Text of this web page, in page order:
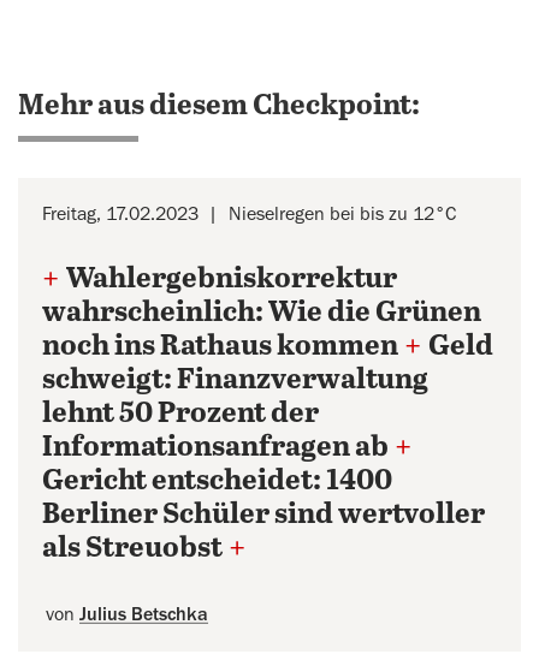
Mehr aus diesem Checkpoint:
Freitag, 17.02.2023 Nieselregen bei bis zu 12°C
+ Wahlergebniskorrektur
wahrscheinlich: Wie die Grünen
noch ins Rathaus kommen + Geld
schweigt: Finanzverwaltung
lehnt 50 Prozent der
Informationsanfragen ab +
Gericht entscheidet: 1400
Berliner Schüler sind wertvoller
als Streuobst +
von Julius Betschka